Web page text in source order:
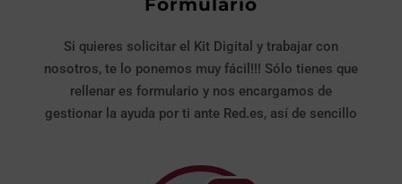
Formulario
Si quieres solicitar el Kit Digital y trabajar con
nosotros, te lo ponemos muy fácil!!! Sólo tienes que
rellenar es formulario y nos encargamos de
gestionar la ayuda por ti ante Red.es, así de sencillo